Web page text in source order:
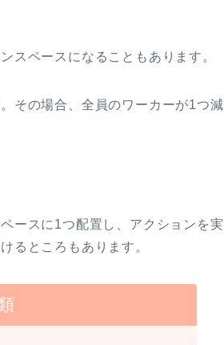
スペースになることもあります。
その場合、全員のワーカーが1つ減
ースに1つ配置し、アクションを実
るところもあります。